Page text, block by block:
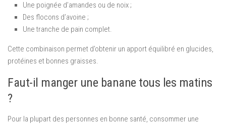
Une poignée d’amandes ou de noix ;
Des flocons d’avoine ;
Une tranche de pain complet.
Cette combinaison permet d’obtenir un apport équilibré en glucides,
protéines et bonnes graisses.
Faut-il manger une banane tous les matins
?
Pour la plupart des personnes en bonne santé, consommer une